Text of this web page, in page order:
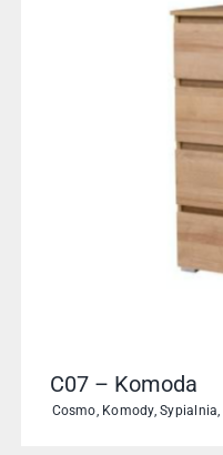
C07 – Komoda
Cosmo Komody,Sypialnia